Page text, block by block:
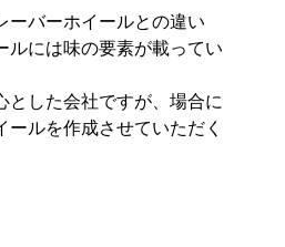
ーバーホイールとの違い
ルには味の要素が載ってい
とした会社ですが、場合に
ールを作成させていただく